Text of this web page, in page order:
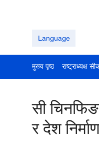
Language
मुख्य पृष्ठ राष्ट्राध्यक्ष
सी
र देश